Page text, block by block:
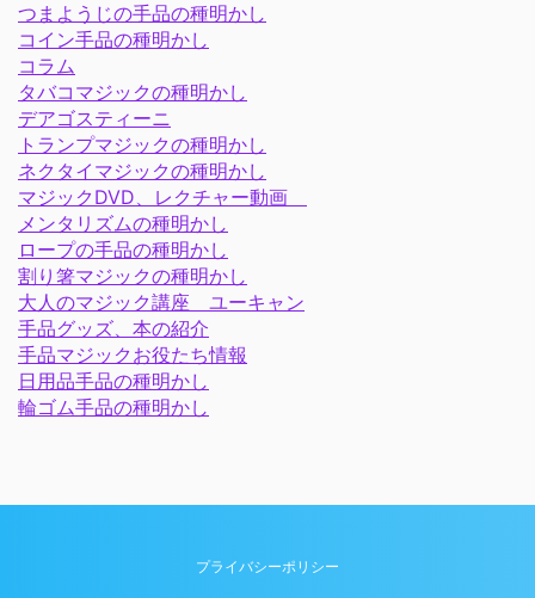
つまようじの手品の種明かし
コイン手品の種明かし
コラム
タバコマジックの種明かし
デアゴスティーニ
トランプマジックの種明かし
ネクタイマジックの種明かし
マジックDVD、レクチャー動画
メンタリズムの種明かし
ロープの手品の種明かし
割り箸マジックの種明かし
大人のマジック講座 ユーキャン
手品グッズ、本の紹介
手品マジックお役たち情報
日用品手品の種明かし
輪ゴム手品の種明かし
プライバシーポリシー